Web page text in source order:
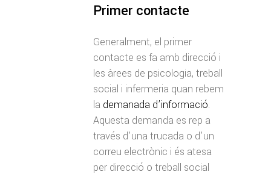
Primer contacte
Generalment, el primer
contacte es fa amb direcció i
les àrees de psicologia, treball
social i infermeria quan rebem
la demanada d’informació.
Aquesta demanda es rep a
través d’una trucada o d’un
correu electrònic i és atesa
per direcció o treball social